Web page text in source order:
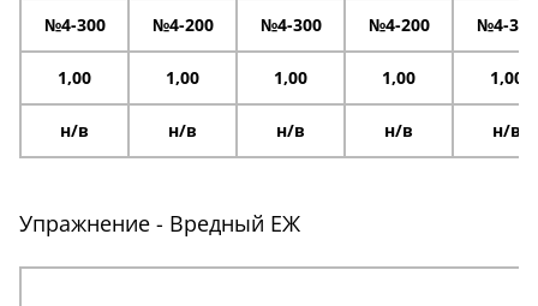
№4-300 №4-200 №4-300 №4-200 №4-300
1,00 1,00 1,00 1,00 1,00
н/в н/в н/в н/в н/в
Упражнение - Вредный ЕЖ